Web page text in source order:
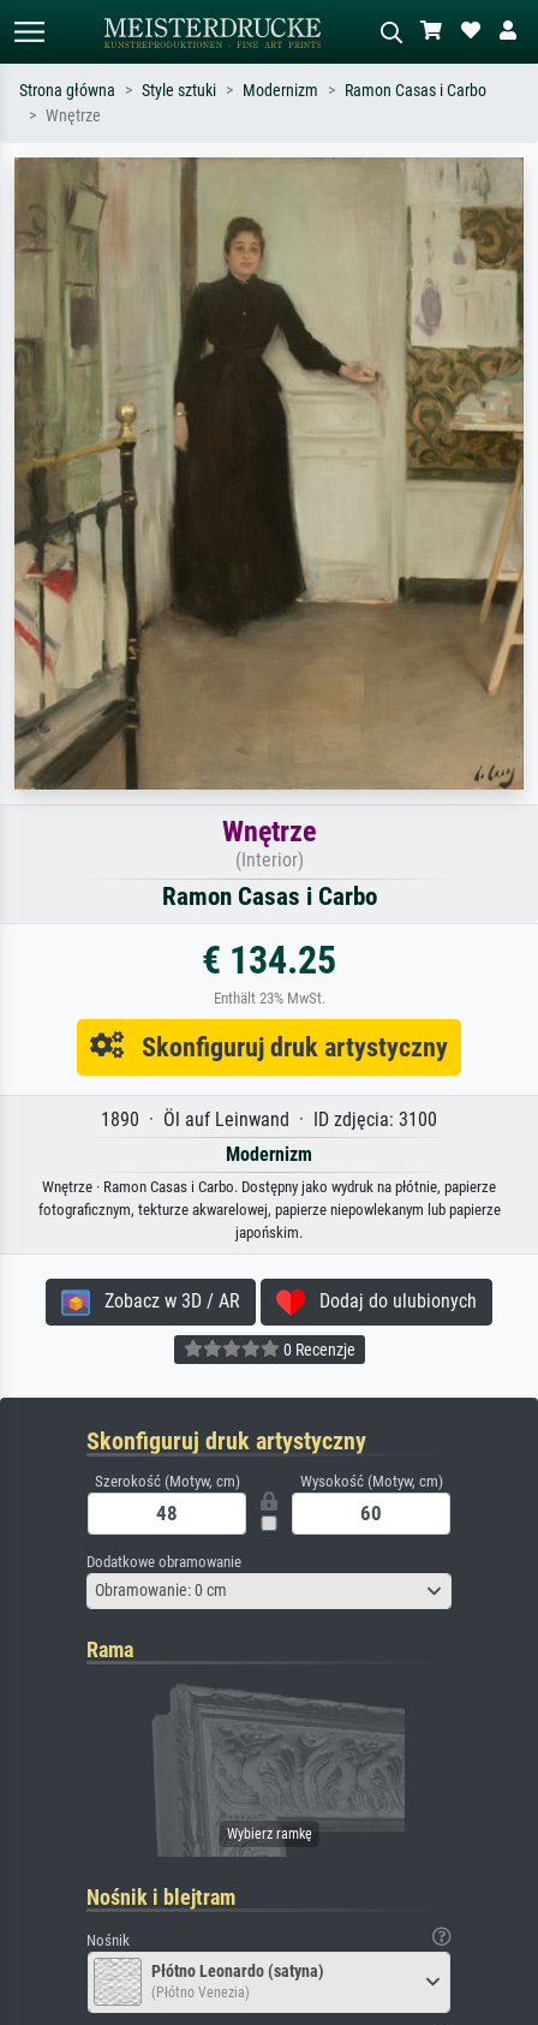
Szukaj wg artysty, tytułu lub stylu – np.
Monet, Gwiaździsta noc,
impresjonizm, fala Hokusaia, akt.
Opisz scenę – np. zielona łąka,
abstrakcja z czerwienią, ciemny olej,
stojący akt obok drzewa.
Strona główna Style sztuki Modernizm
Ramon Casas i Carbo
Wnętrze
Wnętrze
(Interior)
Ramon Casas i Carbo
€ 134.25
Enthält 23% MwSt.
Skonfiguruj druk artystyczny
1890 · Öl auf Leinwand · ID zdjęcia: 3100
Modernizm
Wnętrze · Ramon Casas i Carbo. Dostępny jako wydruk na płótnie, papierze
fotograficznym, tekturze akwarelowej, papierze niepowlekanym lub papierze
japońskim.
Zobacz w 3D / AR Dodaj do ulubionych
0 Recenzje
Skonfiguruj druk artystyczny
Szerokość (Motyw, cm) Wysokość (Motyw, cm)
Dodatkowe obramowanie
Obramowanie: 0 cm
Rama
Nośnik i blejtram
Nośnik
Płótno Leonardo (satyna)
(Płótno Venezia)